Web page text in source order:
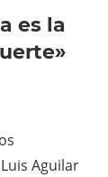
es la
Aguilar